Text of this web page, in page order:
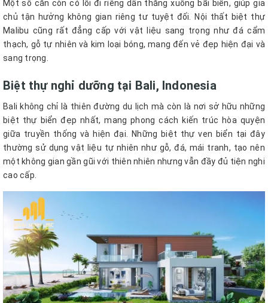
Một số căn còn có lối đi riêng dẫn thẳng xuống bãi biển, giúp gia
chủ tận hưởng không gian riêng tư tuyệt đối. Nội thất biệt thự
Malibu cũng rất đẳng cấp với vật liệu sang trọng như đá cẩm
thạch, gỗ tự nhiên và kim loại bóng, mang đến vẻ đẹp hiện đại và
sang trọng.
Biệt thự nghỉ dưỡng tại Bali, Indonesia
Bali không chỉ là thiên đường du lịch mà còn là nơi sở hữu những
biệt thự biển đẹp nhất, mang phong cách kiến trúc hòa quyện
giữa truyền thống và hiện đại. Những biệt thự ven biển tại đây
thường sử dụng vật liệu tự nhiên như gỗ, đá, mái tranh, tạo nên
một không gian gần gũi với thiên nhiên nhưng vẫn đầy đủ tiện nghi
cao cấp.